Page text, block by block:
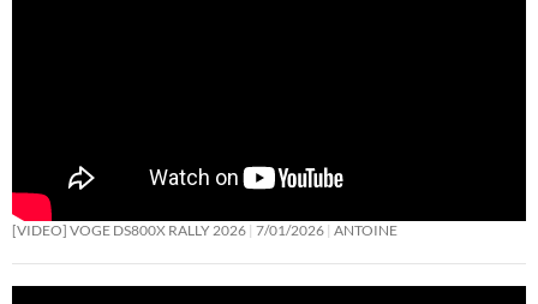
[VIDEO] VOGE DS800X RALLY 2026 7/01/2026 ANTOINE